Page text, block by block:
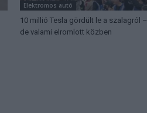
Elektromos autó
10 millió Tesla gördült le a szalagról –
de valami elromlott közben